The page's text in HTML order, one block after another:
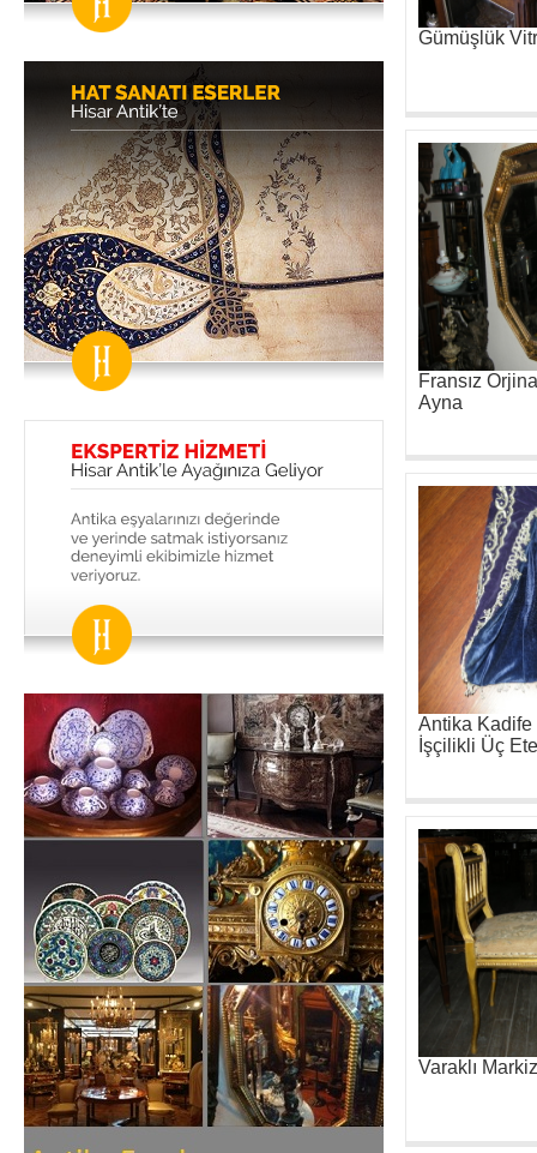
Gümüşlük
Fransız
Ayna
Antika Kadife
İşçilikli Üç
Varaklı Markiz